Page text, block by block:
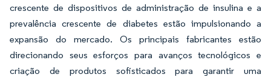
crescente de dispositivos de administração de insulina e a
prevalência crescente de diabetes estão impulsionando a
expansão do mercado. Os principais fabricantes estão
direcionando seus esforços para avanços tecnológicos e
criação de produtos sofisticados para garantir uma